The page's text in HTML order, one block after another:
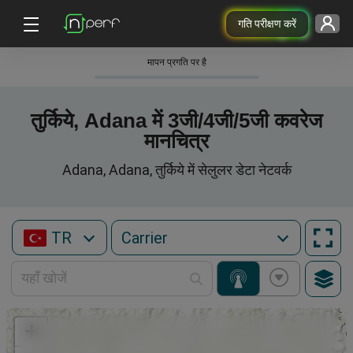
गति परीक्षण करें
मापन प्रगति पर है
तुर्किये, Adana में 3जी/4जी/5जी कवरेज
मानचित्र
Adana, Adana, तुर्किये में सेलुलर डेटा नेटवर्क
TR